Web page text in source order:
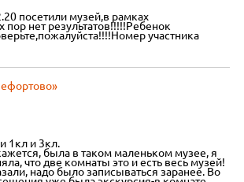
посетили музей,в рамках
нет результатов!!!!!Ребенок
участника
1кл и 3кл.
была в таком маленьком музее, я
что две комнаты это и есть весь музей!
надо было записываться заранее. Во